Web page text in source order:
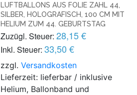
LUFTBALLONS AUS FOLIE ZAHL 44,
SILBER, HOLOGRAFISCH, 100 CM MIT
HELIUM ZUM 44. GEBURTSTAG
Zuzügl. Steuer: 28,15 €
Inkl. Steuer: 33,50 €
zzgl.Versandkosten
Lieferzeit: lieferbar / inklusive
Helium, Ballonband und